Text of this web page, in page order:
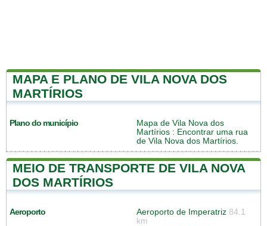
MAPA E PLANO DE VILA NOVA DOS
MARTÍRIOS
Plano do município
Mapa de Vila Nova dos
Martírios : Encontrar uma rua
de Vila Nova dos Martírios.
MEIO DE TRANSPORTE DE VILA NOVA
DOS MARTÍRIOS
Aeroporto Aeroporto de Imperatriz 84.1
km